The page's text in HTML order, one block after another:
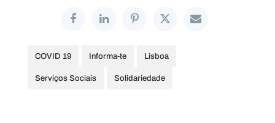
COVID 19 Informa-te
Lisboa
Serviços Sociais
Solidariedade